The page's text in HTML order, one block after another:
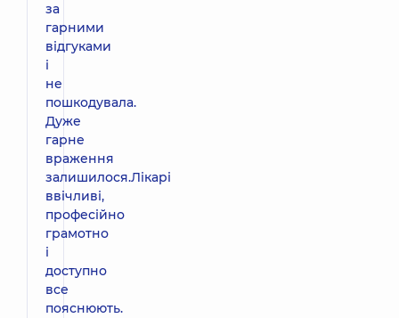
за
гарними
відгуками
і
не
пошкодувала.
Дуже
гарне
враження
залишилося.Лікарі
ввічливі,
професійно
грамотно
і
доступно
все
пояснюють.